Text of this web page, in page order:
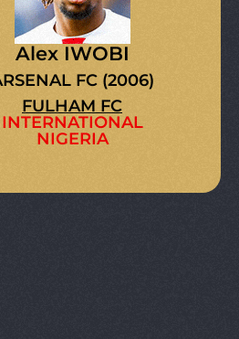
Alex IWOBI
FC (2006)
FULHAM FC
INTERNATIONAL
NIGERIA